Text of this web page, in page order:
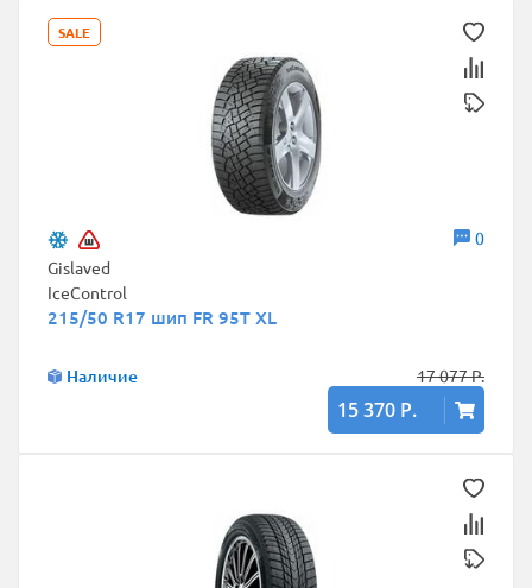
SALE
0
Gislaved
IceControl
215/50 R17 шип FR 95T XL
Наличие 17 077 Р.
15 370 Р.